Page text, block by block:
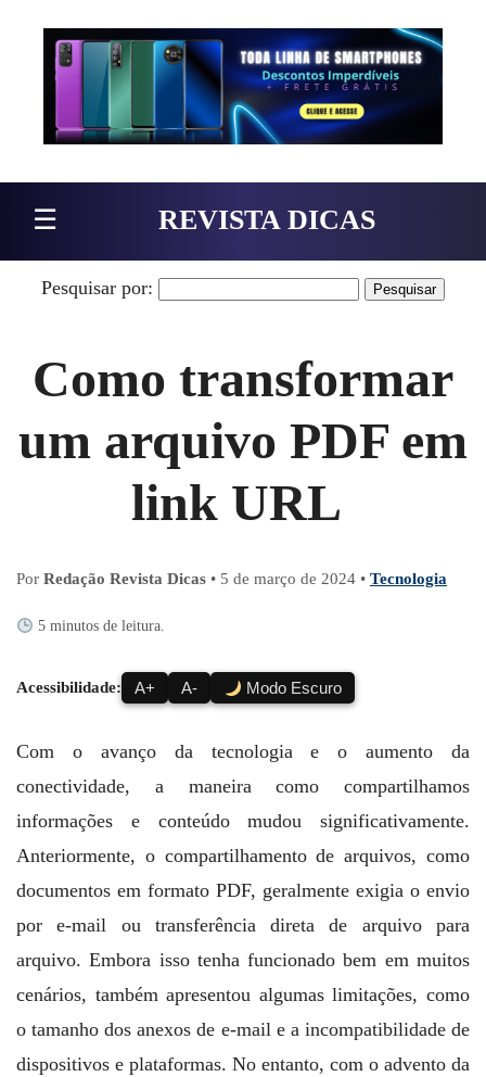
Pular para o conteúdo
☰ REVISTA DICAS
Pesquisar por:
Como transformar
um arquivo PDF em
link URL
Por Redação Revista Dicas • 5 de março de 2024 • Tecnologia
5 minutos de leitura.
Acessibilidade: A+ A- Modo Escuro
Com o avanço da tecnologia e o aumento da
conectividade, a maneira como compartilhamos
informações e conteúdo mudou significativamente.
Anteriormente, o compartilhamento de arquivos, como
documentos em formato PDF, geralmente exigia o envio
por e-mail ou transferência direta de arquivo para
arquivo. Embora isso tenha funcionado bem em muitos
cenários, também apresentou algumas limitações, como
o tamanho dos anexos de e-mail e a incompatibilidade de
dispositivos e plataformas. No entanto, com o advento da